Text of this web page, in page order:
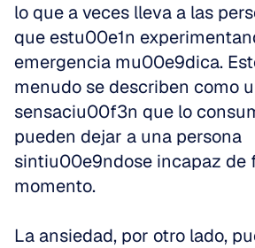
lo que a veces lleva a las
que estu00e1n
emergencia mu00e9dica.
menudo se describen como
sensaciu00f3n que lo
pueden dejar a una persona
sintiu00e9ndose incapaz de
momento.
La ansiedad, por otro lado,